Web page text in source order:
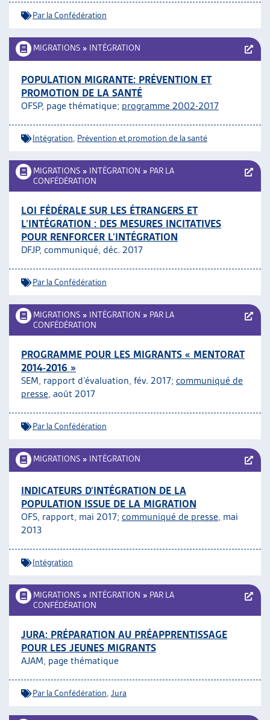
Par la Confédération
MIGRATIONS » INTÉGRATION
POPULATION MIGRANTE: PRÉVENTION ET
PROMOTION DE LA SANTÉ
OFSP, page thématique; programme 2002-2017
Intégration Prévention et promotion de la santé
MIGRATIONS » INTÉGRATION » PAR LA
CONFÉDÉRATION
LOI FÉDÉRALE SUR LES ÉTRANGERS ET
L’INTÉGRATION : DES MESURES INCITATIVES
POUR RENFORCER L’INTÉGRATION
DFJP, communiqué, déc. 2017
Par la Confédération
MIGRATIONS » INTÉGRATION » PAR LA
CONFÉDÉRATION
PROGRAMME POUR LES MIGRANTS « MENTORAT
2014-2016 »
SEM, rapport d’évaluation, fév. 2017; communiqué de
presse, août 2017
Par la Confédération
MIGRATIONS » INTÉGRATION
INDICATEURS D’INTÉGRATION DE LA
POPULATION ISSUE DE LA MIGRATION
OFS, rapport, mai 2017; communiqué de presse, mai
2013
Intégration
MIGRATIONS » INTÉGRATION » PAR LA
CONFÉDÉRATION
JURA: PRÉPARATION AU PRÉAPPRENTISSAGE
POUR LES JEUNES MIGRANTS
AJAM, page thématique
Par la Confédération Jura